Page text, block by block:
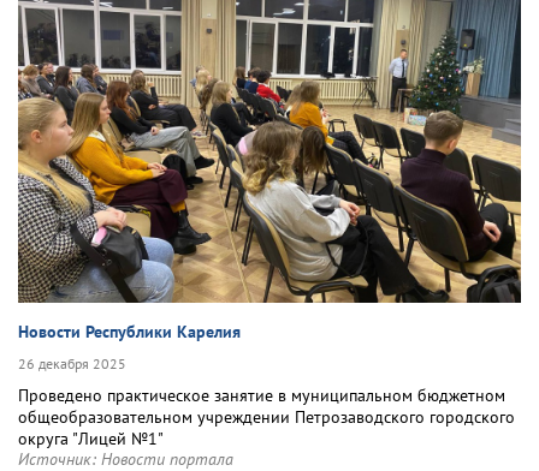
Новости Республики Карелия
26 декабря 2025
Проведено практическое занятие в муниципальном бюджетном
общеобразовательном учреждении Петрозаводского городского
округа "Лицей №1"
Источник: Новости портала